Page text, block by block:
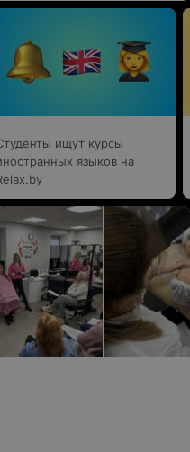
ищут курсы
языков на